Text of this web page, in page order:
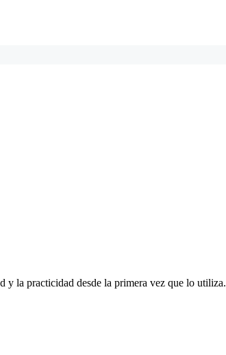
y la practicidad desde la primera vez que lo utiliza.